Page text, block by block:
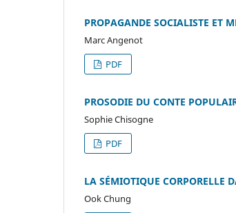
PROPAGANDE SOCIALISTE ET
Marc Angenot
PDF
PROSODIE DU CONTE
Sophie Chisogne
PDF
LA SÉMIOTIQUE CORPORELLE
Ook Chung